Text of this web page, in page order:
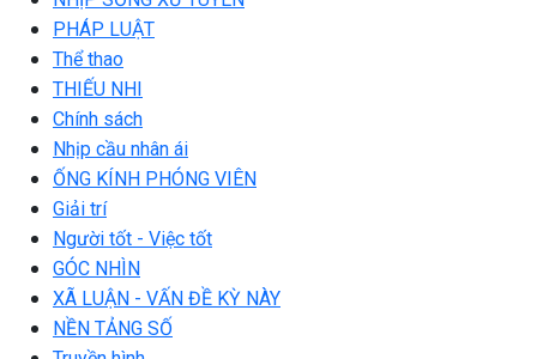
PHÁP LUẬT
Thể thao
THIẾU NHI
Chính sách
Nhịp cầu nhân ái
ỐNG KÍNH PHÓNG VIÊN
Giải trí
Người tốt - Việc tốt
GÓC NHÌN
XÃ LUẬN - VẤN ĐỀ KỲ NÀY
NỀN TẢNG SỐ